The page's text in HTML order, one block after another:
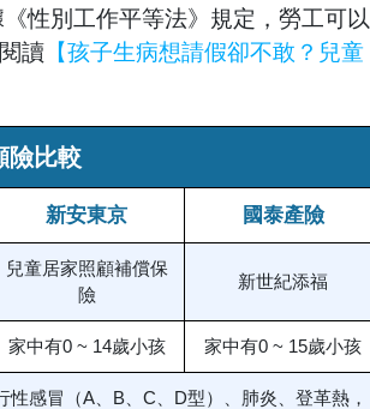
性別工作平等法》規定，勞工可以
讀 【孩子生病想請假卻不敢？兒童
險比較
新安東京 國泰產險
兒童居家照顧補償保
險
新世紀添福
家中有0 ~ 14歲小孩 家中有0 ~ 15歲小孩
感冒（A、B、C、D型）、肺炎、登革熱，